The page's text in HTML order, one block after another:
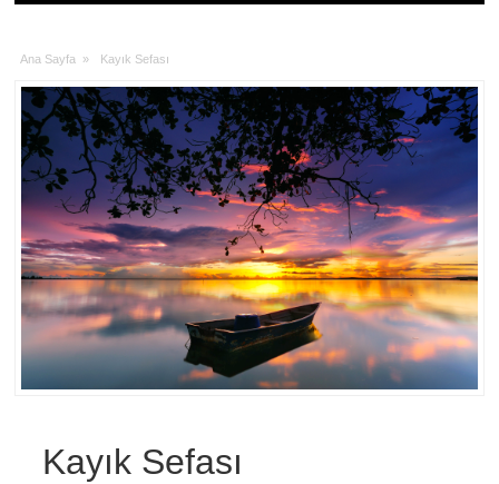
Ana Sayfa » Kayık Sefası
Kayık Sefası